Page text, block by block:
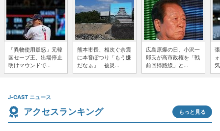
「異物使用疑惑」元韓
国セーブ王、出場停止
明けマウンドで...
熊本市長、相次ぐ余震
に本音ぽつり「もう嫌
だなぁ」 被災...
広島原爆の日、小沢一
郎氏が高市政権を「戦
前回帰路線」と...
J-CAST ニュース
アクセスランキング もっと見る